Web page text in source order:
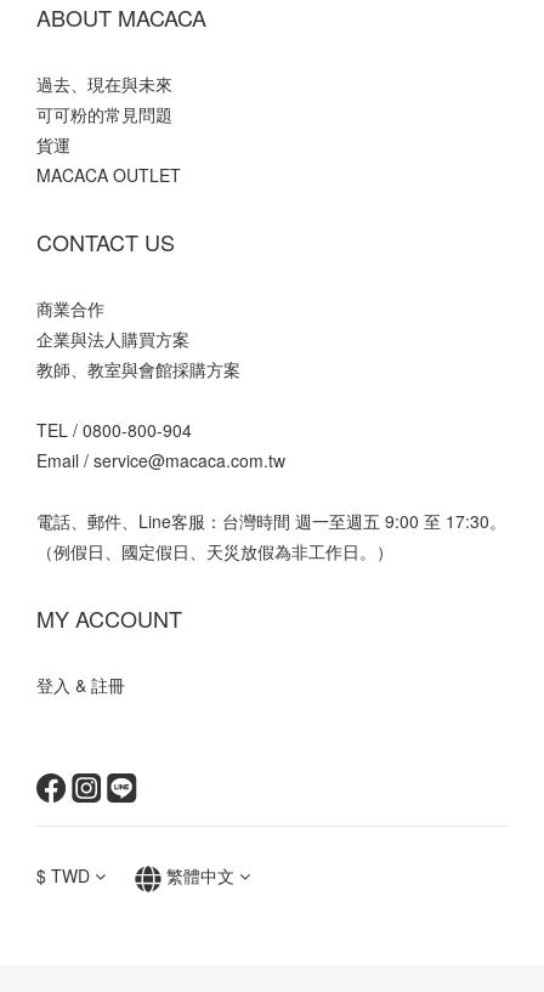
ABOUT MACACA
過去、現在與未來
可可粉的常見問題
貨運
MACACA OUTLET
CONTACT US
商業合作
企業與法人購買方案
教師、教室與會館採購方案
TEL / 0800-800-904
Email / service@macaca.com.tw
電話、郵件、Line客服：台灣時間 週一至週五 9:00 至 17:30。
（例假日、國定假日、天災放假為非工作日。）
MY ACCOUNT
登入 & 註冊
$ TWD 繁體中文